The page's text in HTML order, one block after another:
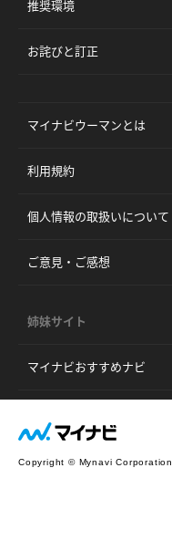
推奨環境
お詫びと訂正
マイナビウーマンとは
利用規約
個人情報の取扱いについて
ご意見・ご感想
姉妹サイト
マイナビおすすめナビ
Copyright © Mynavi Corporation